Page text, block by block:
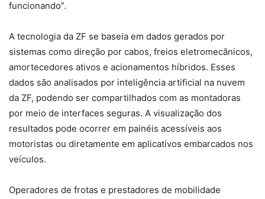
funcionando”.
A tecnologia da ZF se baseia em dados gerados por
sistemas como direção por cabos, freios eletromecânicos,
amortecedores ativos e acionamentos híbridos. Esses
dados são analisados por inteligência artificial na nuvem
da ZF, podendo ser compartilhados com as montadoras
por meio de interfaces seguras. A visualização dos
resultados pode ocorrer em painéis acessíveis aos
motoristas ou diretamente em aplicativos embarcados nos
veículos.
Operadores de frotas e prestadores de mobilidade